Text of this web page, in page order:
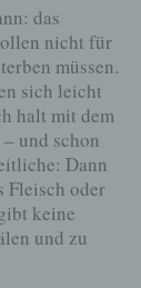
das
nicht für
müssen.
sich leicht
halt mit dem
und schon
Dann
Fleisch oder
keine
und zu
erhöhen,
uns
Die
von
auf der
unter
für die
ergibt sich